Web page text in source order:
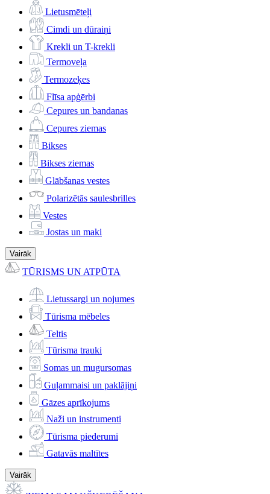
Lietusmēteļi
Cimdi un dūraiņi
Krekli un T-krekli
Termoveļa
Termozeķes
Flīsa apģērbi
Cepures un bandanas
Cepures ziemas
Bikses
Bikses ziemas
Glābšanas vestes
Polarizētās saulesbrilles
Vestes
Jostas un maki
Vairāk
TŪRISMS UN ATPŪTA
Lietussargi un nojumes
Tūrisma mēbeles
Teltis
Tūrisma trauki
Somas un mugursomas
Guļammaisi un paklājiņi
Gāzes aprīkojums
Naži un instrumenti
Tūrisma piederumi
Gatavās maltītes
Vairāk